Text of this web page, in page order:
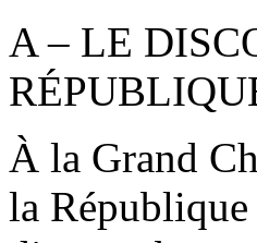
A – LE
À la Grand
la